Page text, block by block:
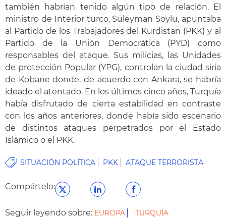
también habrían tenido algún tipo de relación. El
ministro de Interior turco, Süleyman Soylu, apuntaba
al Partido de los Trabajadores del Kurdistan (PKK) y al
Partido de la Unión Democrática (PYD) como
responsables del ataque. Sus milicias, las Unidades
de protección Popular (YPG), controlan la ciudad siria
de Kobane donde, de acuerdo con Ankara, se habría
ideado el atentado. En los últimos cinco años, Turquía
había disfrutado de cierta estabilidad en contraste
con los años anteriores, donde había sido escenario
de distintos ataques perpetrados por el Estado
Islámico o el PKK.
SITUACIÓN POLÍTICA PKK ATAQUE TERRORISTA
Compártelo:
Seguir leyendo sobre: EUROPA TURQUÍA